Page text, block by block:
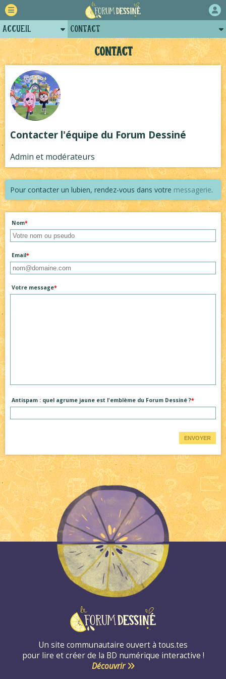
Contact
Contacter l'équipe du Forum Dessiné
Admin et modérateurs
Pour contacter un lubien, rendez-vous dans votre messagerie.
Nom
Email
Votre message
Antispam : quel agrume jaune est l'emblème du Forum Dessiné ?
ENVOYER
Un site communautaire ouvert à tous.tes
pour lire et créer de la BD numérique interactive !
Découvrir
Accueil
Retour
Forum
Auteurs
Projets
Tutoriels
Contact
Comment ça marche ?
Charte
Plugins